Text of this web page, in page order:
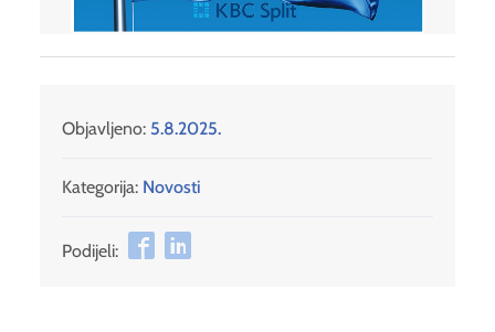
Objavljeno: 5.8.2025.
Kategorija: Novosti
Podijeli: